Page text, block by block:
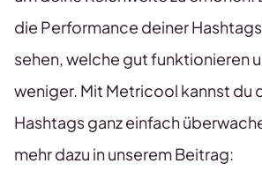
die Performance deiner
sehen, welche gut funktionieren
weniger. Mit Metricool kannst du
Hashtags ganz einfach
mehr dazu in unserem Beitrag: